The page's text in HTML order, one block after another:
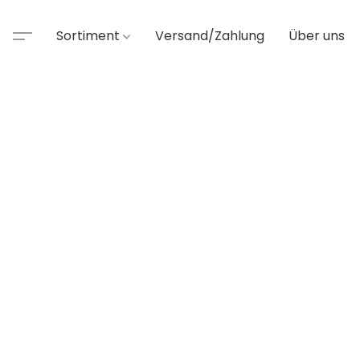
Sortiment Versand/Zahlung Über uns